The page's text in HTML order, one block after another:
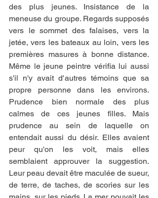
des plus jeunes. Insistance de la
meneuse du groupe. Regards supposés
vers le sommet des falaises, vers la
jetée, vers les bateaux au loin, vers les
premières masures à bonne distance.
Même le jeune peintre vérifia lui aussi
s'il n'y avait d'autres témoins que sa
propre personne dans les environs.
Prudence bien normale des plus
calmes de ces jeunes filles. Mais
prudence au sein de laquelle on
entendait aussi du désir. Elles avaient
peur qu'on les voit, mais elles
semblaient approuver la suggestion.
Leur peau devait être maculée de sueur,
de terre, de taches, de scories sur les